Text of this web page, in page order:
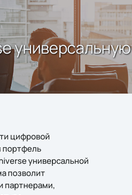
универсальную
цифровой
портфель
универсальной
позволит
партнерами,